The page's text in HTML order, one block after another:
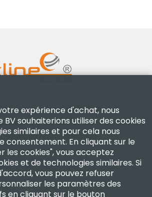
— spécialistes de la fourniture,
la certification et de la réparation
de haute précision.
expérience d'achat, nous
BV souhaiterions utiliser des cookies
similaires et pour cela nous
consentement. En cliquant sur le
les cookies", vous acceptez
et de technologies similaires. Si
vous pouvez refuser
les paramètres des
en cliquant sur le bouton